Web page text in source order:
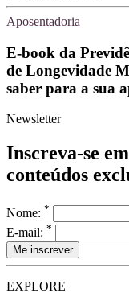
Aposentadoria
E-book da
de Longevidade
saber para a sua
Newsletter
Inscreva-se
conteúdos
Nome: *
E-mail: *
EXPLORE